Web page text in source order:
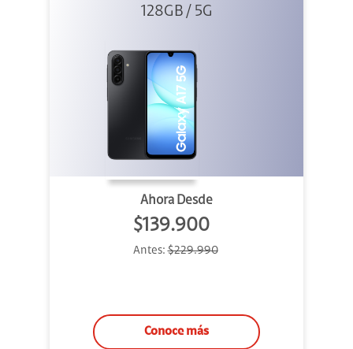
128GB / 5G
Ahora Desde
$139.900
Antes:$229.990
Conoce más